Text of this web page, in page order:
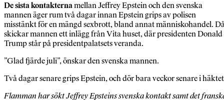
De sista kontakternamellan Jeffrey Epstein och den svenska
mannen äger rum två dagar innan Epstein grips av polisen
misstänkt för en mängd sexbrott, bland annat människohandel.
skickar mannen ett inlägg från Vita huset, där presidenten Donald
Trump står på presidentpalatsets veranda.
”Glad fjärde juli”, önskar den svenska mannen.
Två dagar senare grips Epstein, och dör bara veckor senare i
Flamman har sökt Jeffrey Epsteins svenska kontakt samt det